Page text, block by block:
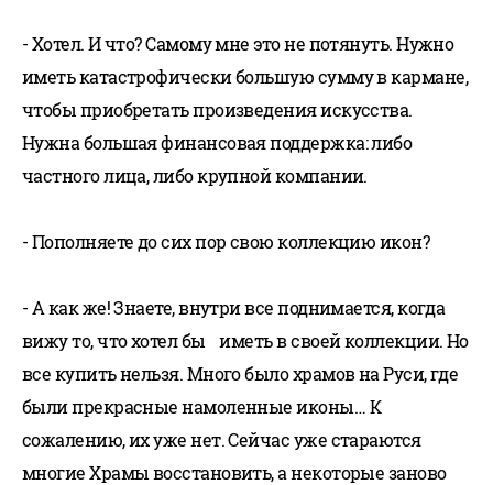
- Хотел. И что? Самому мне это не потянуть. Нужно
иметь катастрофически большую сумму в кармане,
чтобы приобретать произведения искусства.
Нужна большая финансовая поддержка: либо
частного лица, либо крупной компании.
- Пополняете до сих пор свою коллекцию икон?
- А как же! Знаете, внутри все поднимается, когда
вижу то, что хотел бы иметь в своей коллекции. Но
все купить нельзя. Много было храмов на Руси, где
были прекрасные намоленные иконы… К
сожалению, их уже нет. Сейчас уже стараются
многие Храмы восстановить, а некоторые заново